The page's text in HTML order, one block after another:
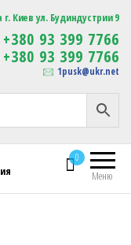
Изготовление
сувенирной продукции
с логотипом
г. Киев ул. Будиндустрии 9
+380 93 399 7766
+380 93 399 7766
1pusk@ukr.net
Меню
0